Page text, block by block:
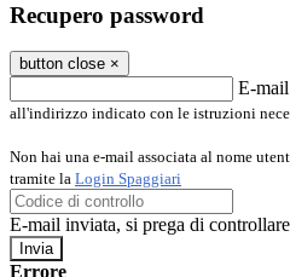
Recupero password
button close ×
E-mail
all'indirizzo indicato con le istruzioni
Non hai una e-mail associata al nome
tramite la Login Spaggiari
E-mail inviata, si prega di
Errore